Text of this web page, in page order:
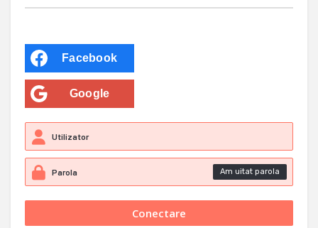
Facebook
Google
Am uitat parola